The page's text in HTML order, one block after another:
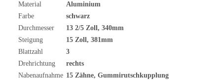
Material
Aluminium
Farbe
schwarz
Durchmesser
13 2/5 Zoll, 340mm
Steigung
15 Zoll, 381mm
Blattzahl
3
Drehrichtung
rechts
Nabenaufnahme 15 Zähne, Gummirutschkupplung